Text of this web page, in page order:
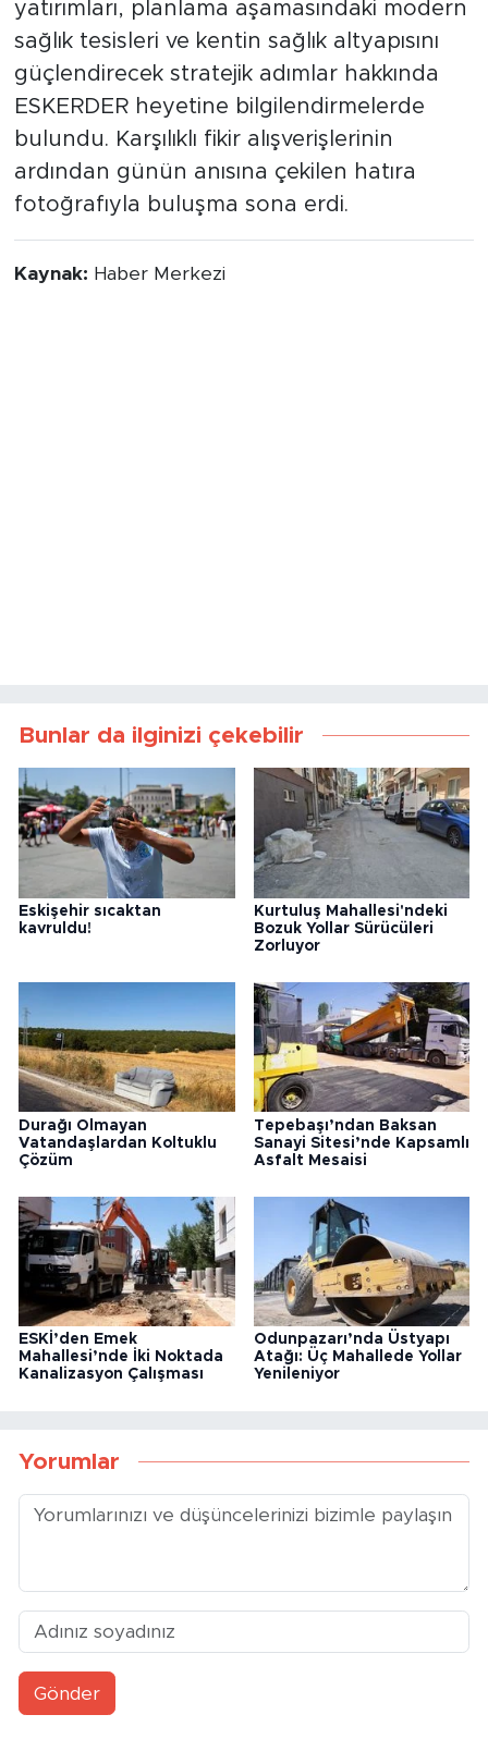
yatırımları, planlama aşamasındaki modern
sağlık tesisleri ve kentin sağlık altyapısını
güçlendirecek stratejik adımlar hakkında
ESKERDER heyetine bilgilendirmelerde
bulundu. Karşılıklı fikir alışverişlerinin
ardından günün anısına çekilen hatıra
fotoğrafıyla buluşma sona erdi.
Kaynak: Haber Merkezi
Bunlar da ilginizi çekebilir
Eskişehir sıcaktan
kavruldu!
Kurtuluş Mahallesi'ndeki
Bozuk Yollar Sürücüleri
Zorluyor
Durağı Olmayan
Vatandaşlardan Koltuklu
Çözüm
Tepebaşı’ndan Baksan
Sanayi Sitesi’nde Kapsamlı
Asfalt Mesaisi
ESKİ’den Emek
Mahallesi’nde İki Noktada
Kanalizasyon Çalışması
Odunpazarı’nda Üstyapı
Atağı: Üç Mahallede Yollar
Yenileniyor
Yorumlar
Gönder